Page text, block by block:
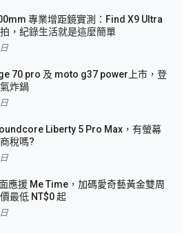
專業增距鏡實測：Find X9 Ultra
，紀錄生活就是這麼簡單
70 pro 及 moto g37 power上市，登
炸鍋
Liberty 5 Pro Max，有螢幕
稅嗎?
應援 Me Time，加碼愛奇藝黃金雙周
最低 NT$0 起